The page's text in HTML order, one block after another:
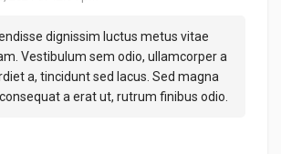
dignissim luctus metus vitae
Vestibulum sem odio, ullamcorper a
a, tincidunt sed lacus. Sed magna
a erat ut, rutrum finibus odio.